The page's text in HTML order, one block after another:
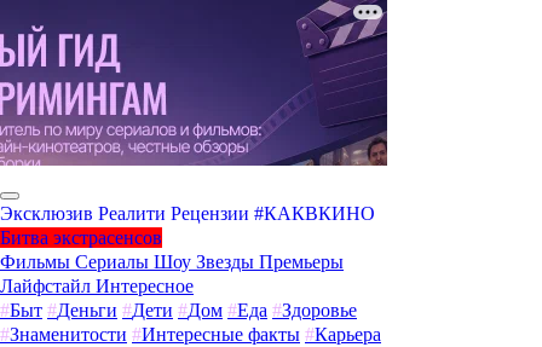
Эксклюзив Реалити Рецензии #КАКВКИНО
Битва экстрасенсов
Фильмы Сериалы Шоу Звезды Премьеры
Лайфстайл Интересное
#Быт #Деньги #Дети #Дом #Еда #Здоровье
#Знаменитости #Интересные факты #Карьера